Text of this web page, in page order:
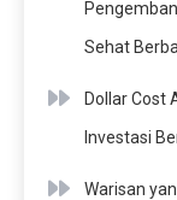
Sehat
Dollar Cost
Investasi
Warisan